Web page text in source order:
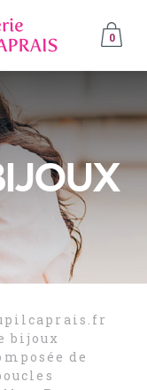
0
bijoux
de